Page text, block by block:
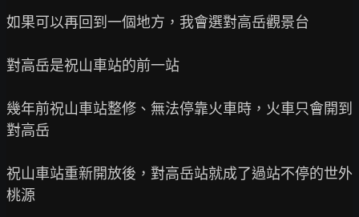
如果可以再回到一個地方，我會選對高岳觀景台
對高岳是祝山車站的前一站
幾年前祝山車站整修、無法停靠火車時，火車只會開到
對高岳
祝山車站重新開放後，對高岳站就成了過站不停的世外
桃源